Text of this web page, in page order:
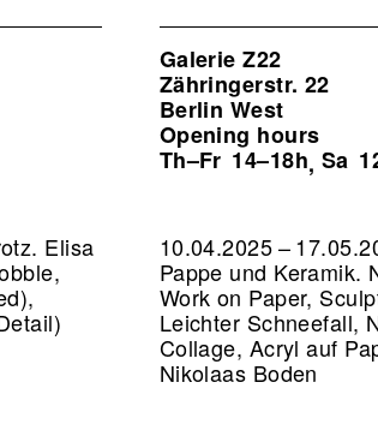
Elisa
Galerie Z22
Zähringerstr. 22
Berlin West
Opening hours
Th–Fr 14–18h, Sa
10.04.2025 –
Pappe und Keramik.
Work on Paper,
Leichter Schneefall,
Collage, Acryl auf
Nikolaas Boden